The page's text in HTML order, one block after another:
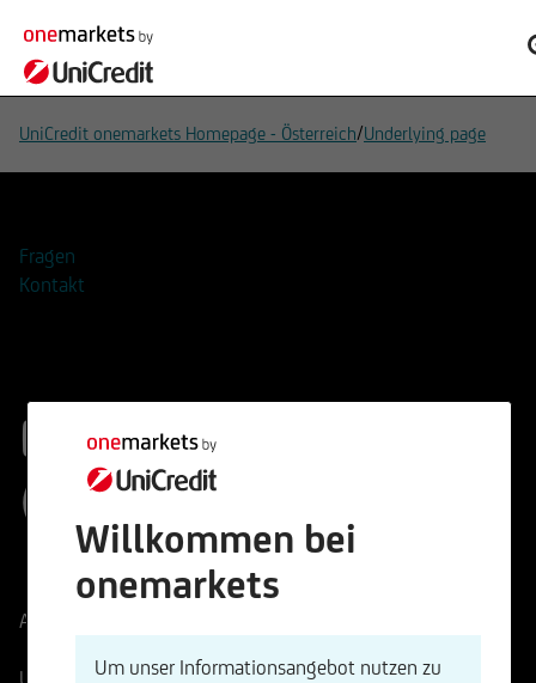
UniCredit onemarkets Homepage - Österreich/Underlying page
Fragen
Kontakt
EURO STOXX 50®
(Price) Index (EUR)
EU0009658145 965814
Aktueller Stand
UniCredit Realtime Indikation07.08.2026 - 21:59
Willkommen bei
onemarkets
Um unser Informationsangebot nutzen zu